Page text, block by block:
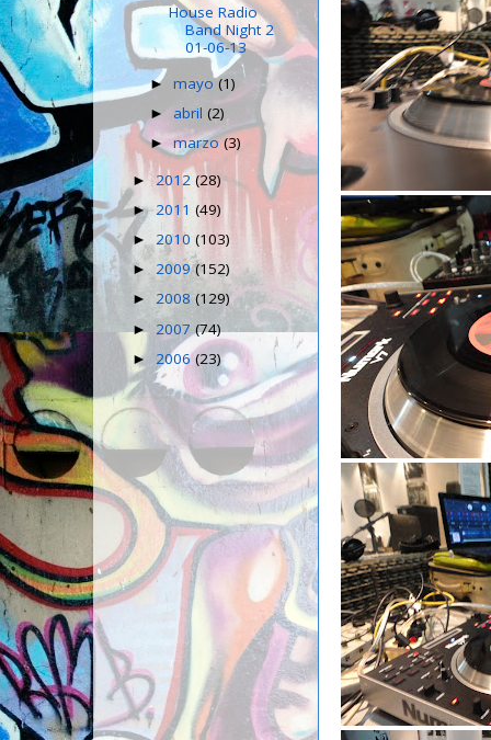
House Radio
Band Night 2
01-06-13
►mayo(1)
► abril(2)
►marzo(3)
► 2012 (28)
►2011 (49)
► 2010 (103)
► 2009(152)
► 2008 (129)
► 2007 (74)
► 2006(23)